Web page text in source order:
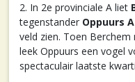
2. In 2e provinciale A liet
tegenstander Oppuurs A
veld zien. Toen
leek Oppuurs een vogel
spectaculair laatste